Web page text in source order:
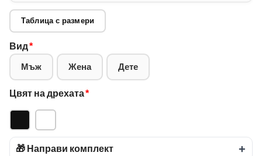
Таблица с размери
Вид*
Мъж Жена Дете
Цвят на дрехата*
🎁 Направи комплект +